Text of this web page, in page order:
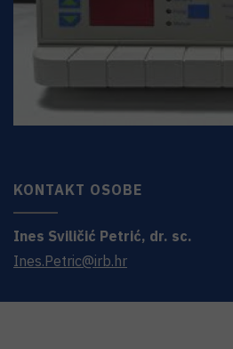
KONTAKT OSOBE
Ines Sviličić Petrić, dr. sc.
Ines.Petric@irb.hr